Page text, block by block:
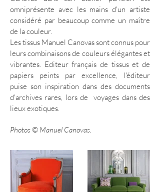
omniprésente avec les mains d'un artiste
considéré par beaucoup comme un maître
de la couleur.
Les tissus Manuel Canovas sont connus pour
leurs combinaisons de couleurs élégantes et
vibrantes. Editeur français de tissus et de
papiers peints par excellence, l'éditeur
puise son inspiration dans des documents
d'archives rares, lors de voyages dans des
lieux exotiques.
Photos © Manuel Canovas.